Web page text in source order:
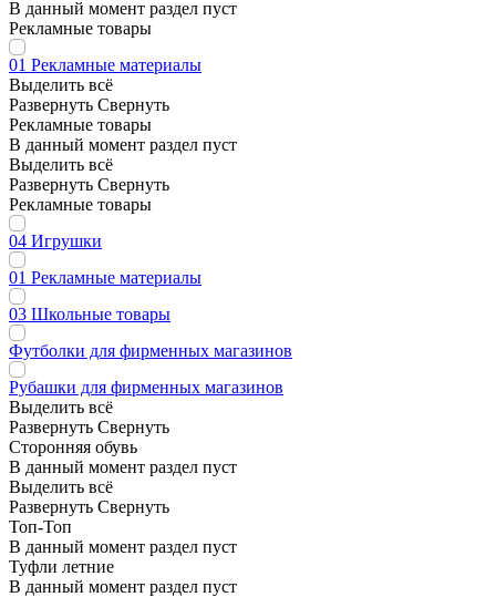
В данный момент раздел пуст
Рекламные товары
01 Рекламные материалы
Выделить всё
Развернуть Свернуть
Рекламные товары
В данный момент раздел пуст
Выделить всё
Развернуть Свернуть
Рекламные товары
04 Игрушки
01 Рекламные материалы
03 Школьные товары
Футболки для фирменных магазинов
Рубашки для фирменных магазинов
Выделить всё
Развернуть Свернуть
Сторонняя обувь
В данный момент раздел пуст
Выделить всё
Развернуть Свернуть
Топ-Топ
В данный момент раздел пуст
Туфли летние
В данный момент раздел пуст